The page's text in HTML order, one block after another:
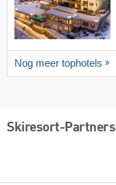
Nog meer tophotels
Skiresort-Partners